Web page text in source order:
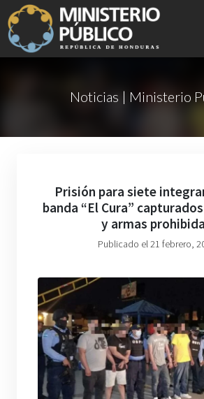
Noticias | Ministerio
Prisión para siete
banda “El Cura”
y armas
Publicado el 21 febrero,